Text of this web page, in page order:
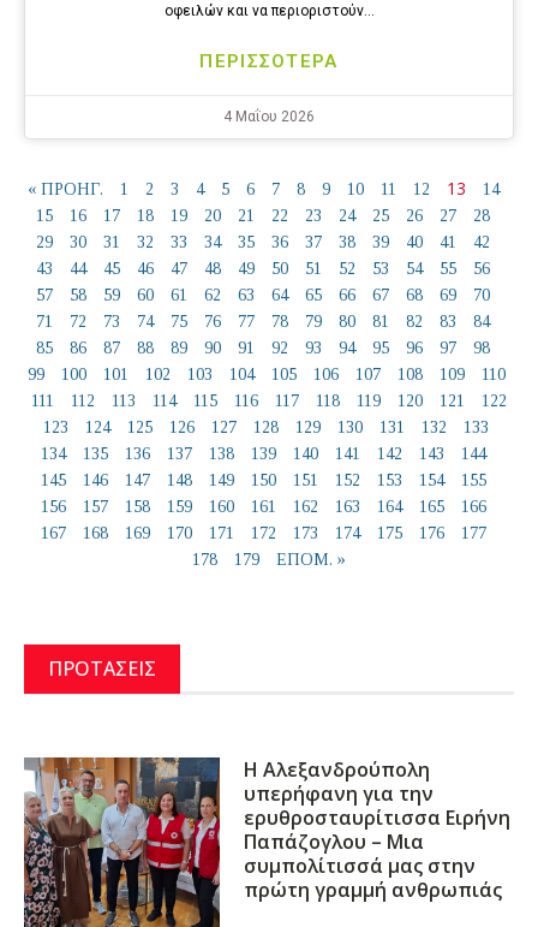
οφειλών και να περιοριστούν…
ΠΕΡΙΣΣΟΤΕΡΑ
4 Μαΐου 2026
« ΠΡΟΗΓ. 1 2 3 4 5 6 7 8 9 10 11 12 13
14
15
16 17 18 19 20 21 22 23 24 25 26 27
28
29
30 31 32 33 34 35 36 37 38 39 40 41
42
43
44 45 46 47 48 49 50 51 52 53 54 55
56
57
58 59 60 61 62 63 64 65 66 67 68 69
70
71
72 73 74 75 76 77 78 79 80 81 82 83
84
85
86 87 88 89 90 91 92 93 94 95 96 97
98
99
100 101 102 103 104 105 106 107 108 109
110
111
112 113 114 115 116 117 118 119 120 121
122
123
124 125 126 127 128 129 130 131 132
133
134
135 136 137 138 139 140 141 142 143
144
145
146 147 148 149 150 151 152 153 154
155
156
157 158 159 160 161 162 163 164 165
166
167
168 169 170 171 172 173 174 175 176
177
178
179 ΕΠΟΜ. »
ΠΡΟΤΑΣΕΙΣ
Η Αλεξανδρούπολη
υπερήφανη για την
ερυθροσταυρίτισσα Ειρήνη
Παπάζογλου – Μια
συμπολίτισσά μας στην
πρώτη γραμμή ανθρωπιάς